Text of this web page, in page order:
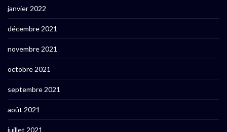
janvier 2022
décembre 2021
novembre 2021
octobre 2021
septembre 2021
août 2021
juillet 2021